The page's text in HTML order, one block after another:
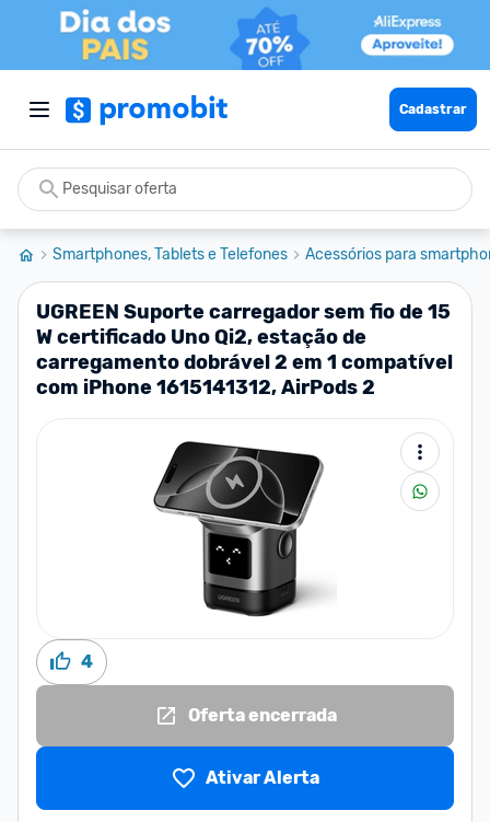
Cadastrar
Smartphones, Tablets e Telefones Acessórios para
UGREEN Suporte carregador sem fio de 15
W certificado Uno Qi2, estação de
carregamento dobrável 2 em 1 compatível
com iPhone 1615141312, AirPods 2
4
Oferta encerrada
Ativar Alerta